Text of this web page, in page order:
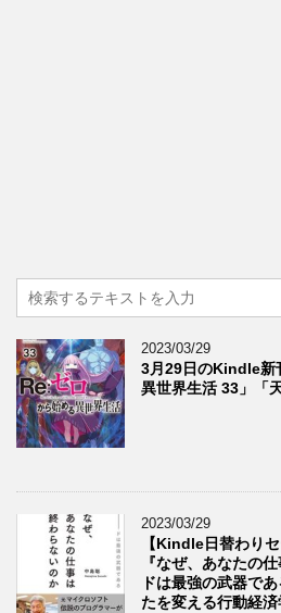
2023/03/29
3月29日のKindle新
異世界生活 33」「
2023/03/29
【Kindle日替わり
『なぜ、あなたの
ドは最強の武器で
たを変える行動経